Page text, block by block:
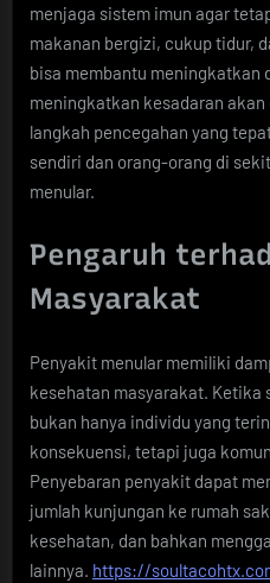
menjaga sistem imun agar
makanan bergizi, cukup tidur,
bisa membantu meningkatkan
meningkatkan kesadaran
langkah pencegahan yang
sendiri dan orang-orang di
menular.
Pengaruh
Masyarakat
Penyakit menular memiliki
kesehatan masyarakat. Ketika
bukan hanya individu yang
konsekuensi, tetapi juga
Penyebaran penyakit dapat
jumlah kunjungan ke rumah
kesehatan, dan bahkan
lainnya. https://